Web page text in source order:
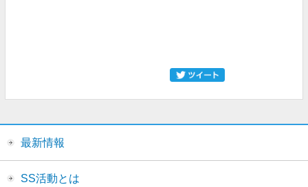
最新情報
SS活動とは